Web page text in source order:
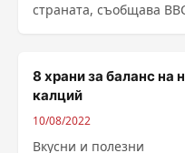
страната, съобщава
8 храни за баланс на
калций
10/08/2022
Вкусни и полезни